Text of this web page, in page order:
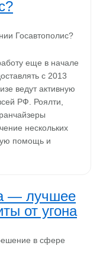
еще в начале
с 2013
ведут активную
РФ. Роялти,
нескольких
помощь и
— лучшее
от угона